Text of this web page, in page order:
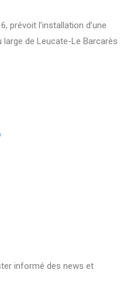
prévoit l’installation d’une
de Leucate-Le Barcarès
informé des news et